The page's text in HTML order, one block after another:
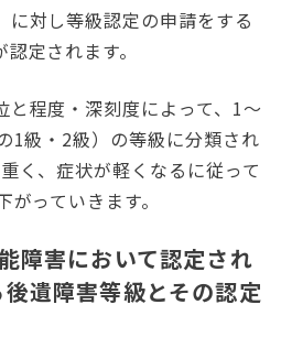
対し等級認定の申請をする
定されます。
程度・深刻度によって、1～
1級・2級）の等級に分類され
く、症状が軽くなるに従って
っていきます。
障害において認定され
遺障害等級とその認定